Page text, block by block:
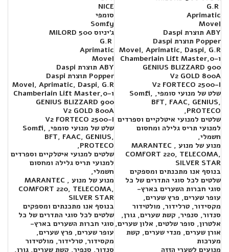
Aprimatic
Movel
ABY תוצרת Daspi
Popper תוצרת Daspi
Movel, Aprimatic, Daspi, G.R
ו-Chamberlain Lift Master,0
GENIUS BLIZZARD 900
V2 GOLD 800A
V2 FORTECO 2500-I
שלט של מנועי סומפי, Somfi,
BFT, FAAC, GENIUS,
PROTECO,
שלטים למנועי איטלקיים וספרדים
למנועי תריס גלילה ומחסום
חשמלי,
מנוע של מנוע , MARANTEC
COMFORT 220, TELECOMA,
SILVER STAR
בנוסף אנו מתכנתים ומספקים
שלטים לכל סוגי התדרים של כל
סוגי חברות השערים בארץ-
עופר שערים, פרץ שערים,
מקסידור, טרלידור, מולטידור
סנדור, סנפיר, קשת שערים, גורן,
אלטרון, סופר שלטים, אלון שערים,
אורן שערים, מנדי שערים, קשת
מערכות
מנועים לשערי הזזה
NICE
סומפי
Somfy
ג'יניוס MILORD 500
Aprimatic
Movel
ABY תוצרת Daspi
Popper תוצרת Daspi
Movel, Aprimatic, Daspi, G.R
ו-Chamberlain Lift Master,0
GENIUS BLIZZARD 900
V2 GOLD 800A
V2 FORTECO 2500-I
שלט של מנועי סומפי, Somfi,
BFT, FAAC, GENIUS,
PROTECO,
שלטים למנועי איטלקיים וספרדים
למנועי תריס גלילה ומחסום
חשמלי,
מנוע של מנוע , MARANTEC
COMFORT 220, TELECOMA,
SILVER STAR
בנוסף אנו מתכנתים ומספקים
שלטים לכל סוגי התדרים של כל
סוגי חברות השערים בארץ-
עופר שערים, פרץ שערים,
מקסידור, טרלידור, מולטידור
סנדור, סנפיר, קשת שערים, גורן,